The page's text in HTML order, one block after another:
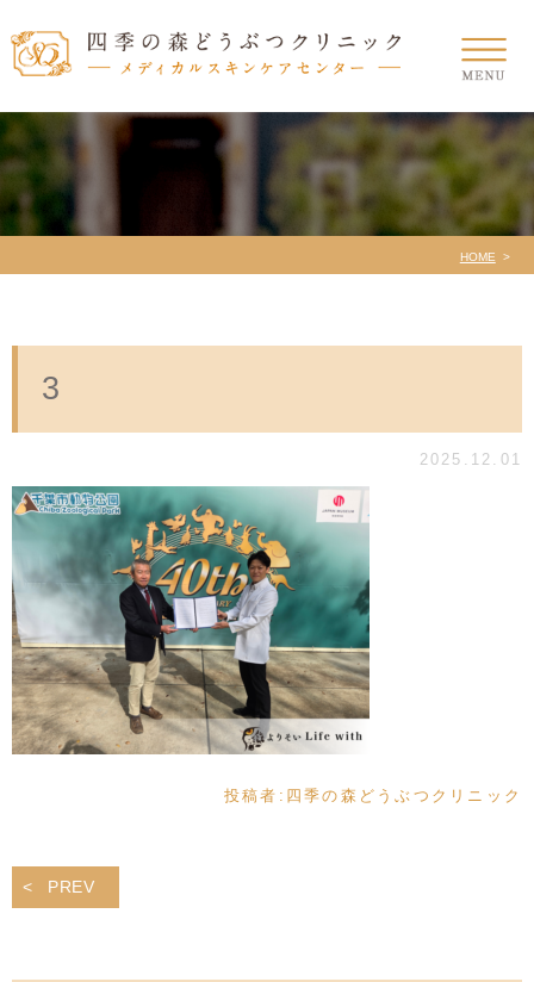
HOME
3
2025.12.01
投稿者: 四季の森どうぶつクリニック
PREV